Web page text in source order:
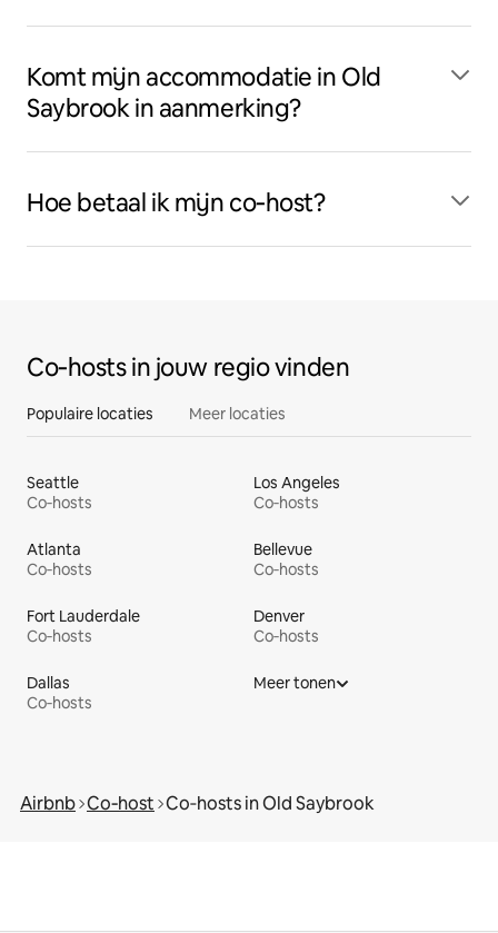
Komt mijn accommodatie in Old
Saybrook in aanmerking?
Hoe betaal ik mijn co‑host?
Co‑hosts in jouw regio vinden
Populaire locaties Meer locaties
Seattle
Co‑hosts
Los Angeles
Co‑hosts
Atlanta
Co‑hosts
Bellevue
Co‑hosts
Fort Lauderdale
Co‑hosts
Denver
Co‑hosts
Dallas
Co‑hosts
Meer tonen
Airbnb Co‑host Co‑hosts in Old Saybrook